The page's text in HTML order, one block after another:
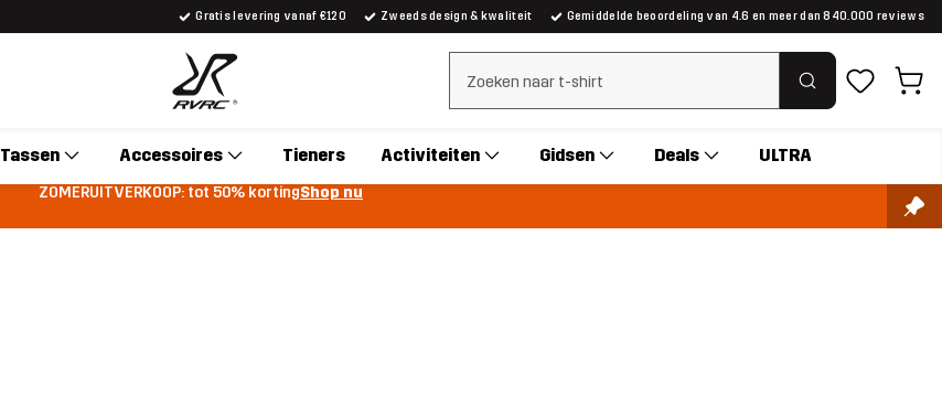
Gratis levering vanaf €120 Zweeds design & kwaliteit Gemiddelde beoordeling van 4.6 en meer dan 840.000 reviews
Zoeken wissen
Tassen Accessoires Tieners Activiteiten Gidsen Deals ULTRA
ZOMERUITVERKOOP: tot 50% kortingShop nu